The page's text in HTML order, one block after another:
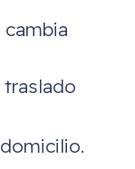
traslado